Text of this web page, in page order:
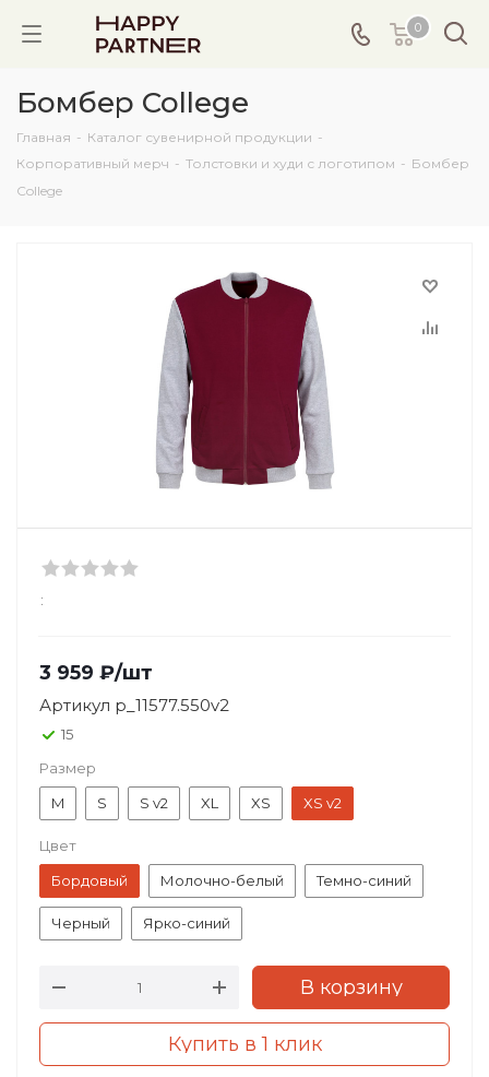
0
Бомбер College
Главная - Каталог сувенирной продукции -
Корпоративный мерч - Толстовки и худи с логотипом - Бомбер
College
:
3 959 ₽/шт
Артикул p_11577.550v2
15
Размер
M
S S v2 XL XS XS v2
Цвет
Бордовый
Молочно-белый Темно-синий
Черный Ярко-синий
В корзину
Купить в 1 клик